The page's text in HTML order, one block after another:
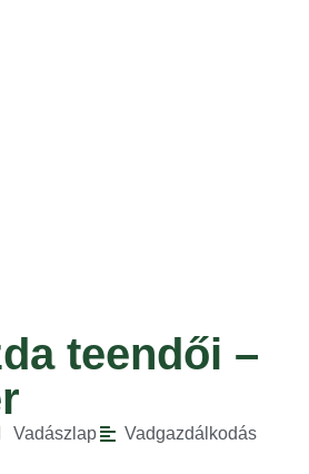
teendői –
Vadászlap Vadgazdálkodás